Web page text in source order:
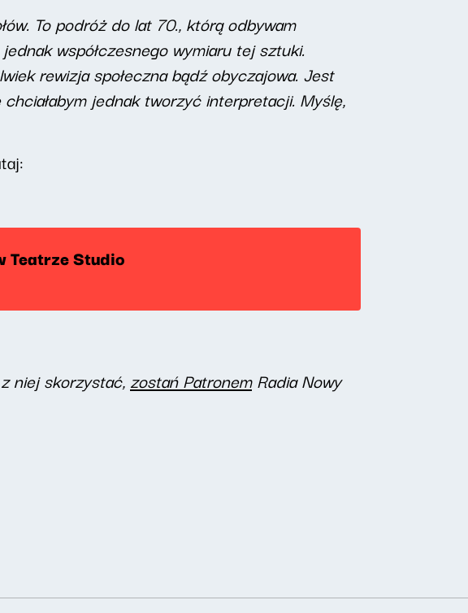
To podróż do lat 70., którą odbywam
współczesnego wymiaru tej sztuki.
rewizja społeczna bądź obyczajowa. Jest
jednak tworzyć interpretacji. Myślę,
Teatrze Studio
niej skorzystać, zostań PatronemRadia Nowy